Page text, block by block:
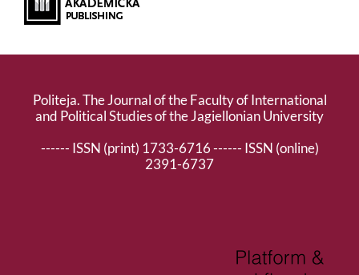
Politeja. The Journal of the Faculty of International
and Political Studies of the Jagiellonian University
------ ISSN (print) 1733-6716 ------ ISSN (online)
2391-6737